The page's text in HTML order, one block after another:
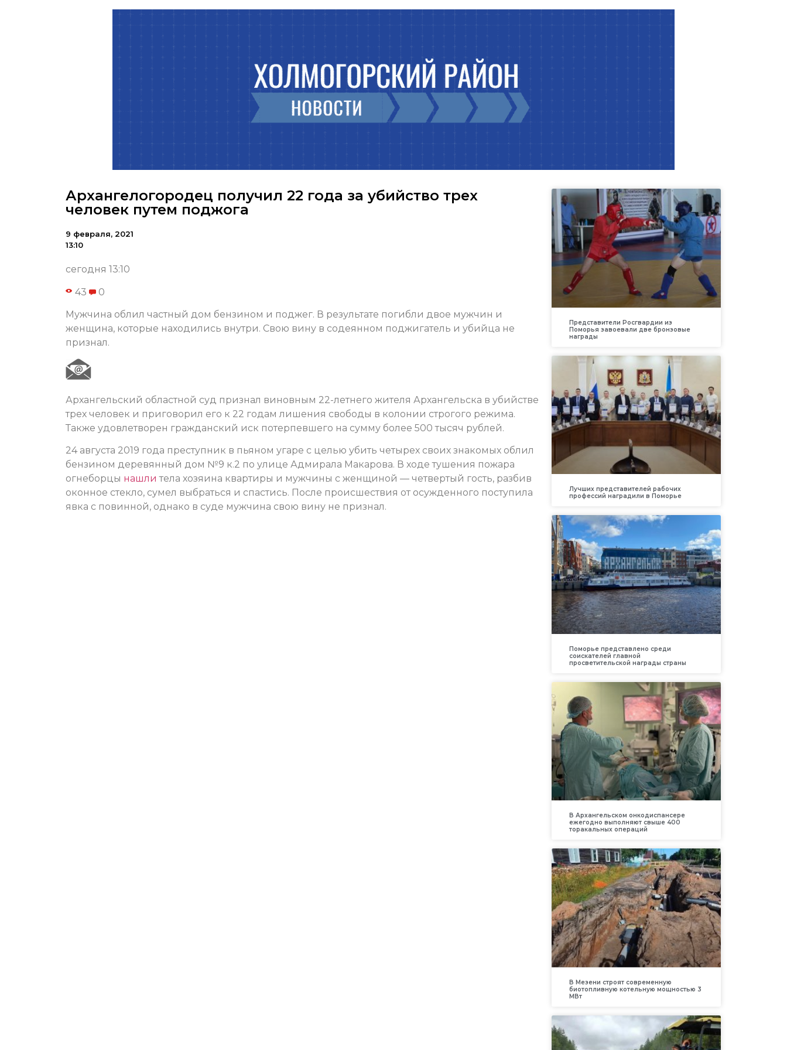
Архангелогородец получил 22 года за убийство трех
человек путем поджога
9 февраля, 2021
13:10
сегодня 13:10
43 0
Мужчина облил частный дом бензином и поджег. В результате погибли двое мужчин и
женщина, которые находились внутри. Свою вину в содеянном поджигатель и убийца не
признал.
Архангельский областной суд признал виновным 22-летнего жителя Архангельска в убийстве
трех человек и приговорил его к 22 годам лишения свободы в колонии строгого режима.
Также удовлетворен гражданский иск потерпевшего на сумму более 500 тысяч рублей.
24 августа 2019 года преступник в пьяном угаре с целью убить четырех своих знакомых облил
бензином деревянный дом №9 к.2 по улице Адмирала Макарова. В ходе тушения пожара
огнеборцы нашли тела хозяина квартиры и мужчины с женщиной — четвертый гость, разбив
оконное стекло, сумел выбраться и спастись. После происшествия от осужденного поступила
явка с повинной, однако в суде мужчина свою вину не признал.
Представители Росгвардии из
Поморья завоевали две бронзовые
награды
Лучших представителей рабочих
профессий наградили в Поморье
Поморье представлено среди
соискателей главной
просветительской награды страны
В Архангельском онкодиспансере
ежегодно выполняют свыше 400
торакальных операций
В Мезени строят современную
биотопливную котельную мощностью 3
МВт